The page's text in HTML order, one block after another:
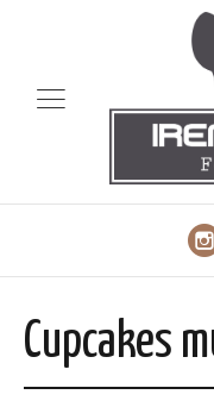
Cupcakes